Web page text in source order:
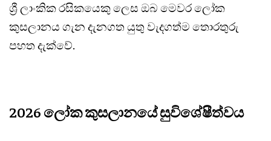
ශ්‍රී ලාංකික රසිකයෙකු ලෙස ඔබ මෙවර ලෝක
කුසලානය ගැන දැනගත යුතු වැදගත්ම තොරතුරු
පහත දැක්වේ.
2026 ලෝක කුසලානයේ සුවිශේෂීත්වය